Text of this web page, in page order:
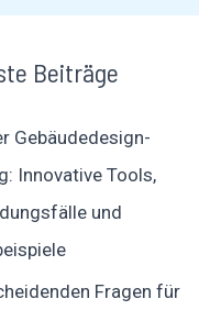
Beiträge
Gebäudedesign-
Innovative Tools,
und
Fragen für